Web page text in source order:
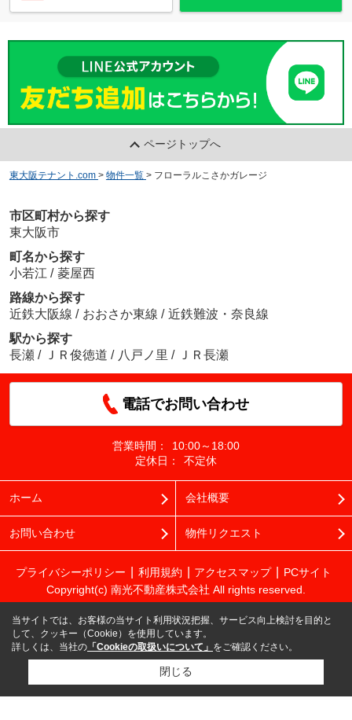
ページトップへ
東大阪テナント.com > 物件一覧 > フローラルこさかガレージ
市区町村から探す
東大阪市
町名から探す
小若江 / 菱屋西
路線から探す
近鉄大阪線 / おおさか東線 / 近鉄難波・奈良線
駅から探す
長瀬 / ＪＲ俊徳道 / 八戸ノ里 / ＪＲ長瀬
電話でお問い合わせ
営業時間：
10:00～18:00
定休日：
不定休
ホーム 会社概要
お問い合わせ 物件リクエスト
プライバシーポリシー 利用規約 アクセスマップ
PCサイト
Copyright(c) 南光不動産株式会社 All rights reserved.
当サイトでは、お客様の当サイト利用状況把握、サービス向上検討を目的と
して、クッキー（Cookie）を使用しています。
詳しくは、当社の 「Cookieの取扱いについて」 をご確認ください。
閉じる